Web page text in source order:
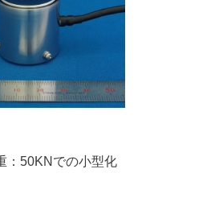
：50KNでの小型化